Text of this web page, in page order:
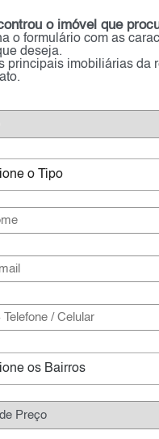
o imóvel que
o formulário com as
deseja.
principais imobiliárias da
o Tipo
os Bairros